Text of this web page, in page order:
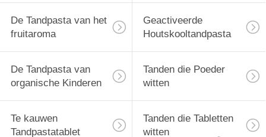
De Tandpasta van het
fruitaroma
Geactiveerde
Houtskooltandpasta
De Tandpasta van
organische Kinderen
Tanden die Poeder
witten
Te kauwen
Tandpastatablet
Tanden die Tabletten
witten